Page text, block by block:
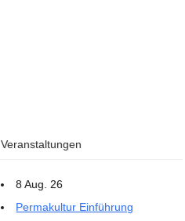
Veranstaltungen
8 Aug. 26
Permakultur Einführung